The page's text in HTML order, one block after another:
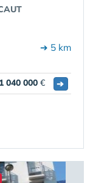
➔ 5 km
1 040 000 € ➔